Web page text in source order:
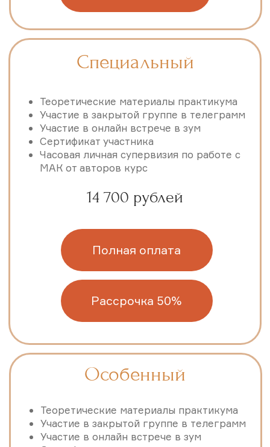
Доплата 50% (при условии оплаты
первого модуля)
Оплата 50% через 4 недели после старта проекта
10000 р.
5500 р.
11000 р.
стандарт
премиум